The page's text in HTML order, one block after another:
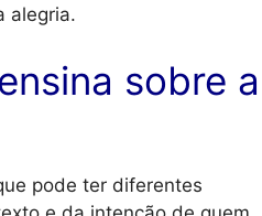
alegria.
sobre a
pode ter diferentes